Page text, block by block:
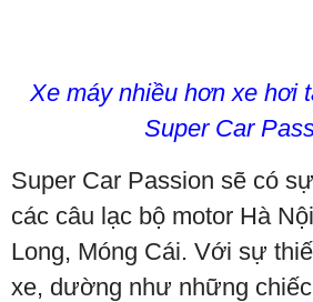
Xe máy nhiều hơn xe hơi
Super Car
Super Car Passion sẽ có
các câu lạc bộ motor Hà
Long, Móng Cái. Với sự
xe, dường như những